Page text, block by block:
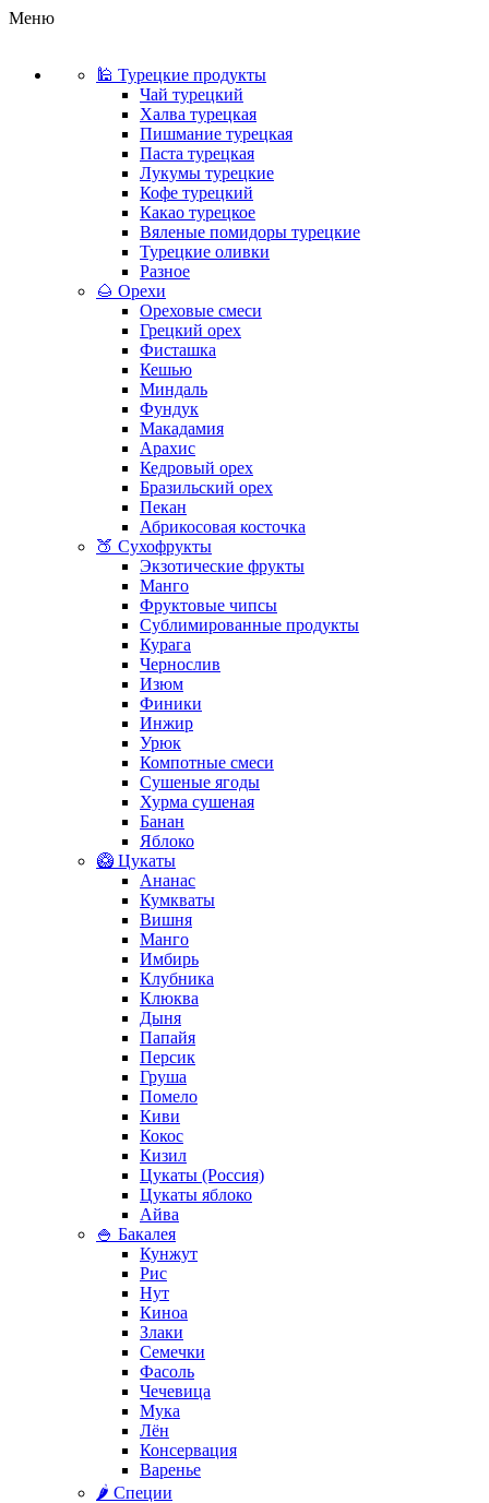
Меню
🕌 Турецкие продукты
Чай турецкий
Халва турецкая
Пишмание турецкая
Паста турецкая
Лукумы турецкие
Кофе турецкий
Какао турецкое
Вяленые помидоры турецкие
Турецкие оливки
Разное
🌰 Орехи
Ореховые смеси
Грецкий орех
Фисташка
Кешью
Миндаль
Фундук
Макадамия
Арахис
Кедровый орех
Бразильский орех
Пекан
Абрикосовая косточка
🍑 Сухофрукты
Экзотические фрукты
Манго
Фруктовые чипсы
Сублимированные продукты
Курага
Чернослив
Изюм
Финики
Инжир
Урюк
Компотные смеси
Сушеные ягоды
Хурма сушеная
Банан
Яблоко
🥝 Цукаты
Ананас
Кумкваты
Вишня
Манго
Имбирь
Клубника
Клюква
Дыня
Папайя
Персик
Груша
Помело
Киви
Кокос
Кизил
Цукаты (Россия)
Цукаты яблоко
Айва
🍚 Бакалея
Кунжут
Рис
Нут
Киноа
Злаки
Семечки
Фасоль
Чечевица
Мука
Лён
Консервация
Варенье
🌶️ Специи